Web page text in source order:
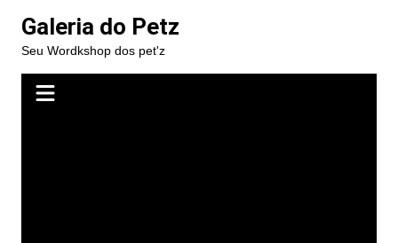
para
conteúdo
Galeria do Petz
Seu Wordkshop dos pet'z